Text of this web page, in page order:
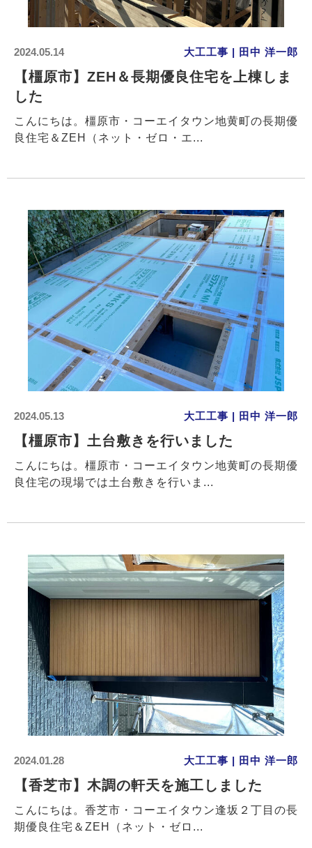
2024.05.14 大工工事 | 田中 洋一郎
【橿原市】ZEH＆長期優良住宅を上棟しま
した
こんにちは。橿原市・コーエイタウン地黄町の長期優
良住宅＆ZEH（ネット・ゼロ・エ...
2024.05.13 大工工事 | 田中 洋一郎
【橿原市】土台敷きを行いました
こんにちは。橿原市・コーエイタウン地黄町の長期優
良住宅の現場では土台敷きを行いま...
2024.01.28 大工工事 | 田中 洋一郎
【香芝市】木調の軒天を施工しました
こんにちは。香芝市・コーエイタウン逢坂２丁目の長
期優良住宅＆ZEH（ネット・ゼロ...